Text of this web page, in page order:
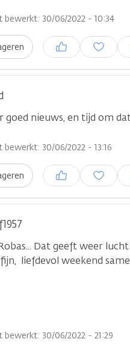
bewerkt: 30/06/2022 - 10:34
Inloggen om een
plaatsen
goed nieuws, en tijd om
bewerkt: 30/06/2022 - 13:16
Inloggen om een
plaatsen
Dat geeft weer
liefdevol weekend
bewerkt: 30/06/2022 - 21:29